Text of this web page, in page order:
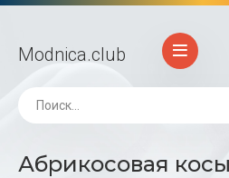
Modnica.club
Абрикосовая